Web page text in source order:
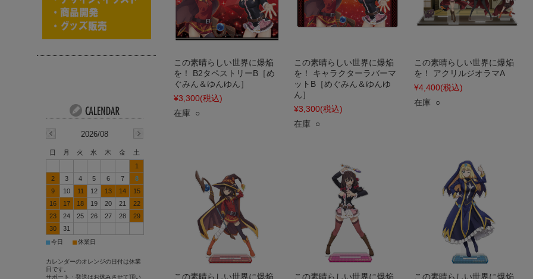
この素晴らしい世界に爆焔
を！ B2タペストリーB［め
ぐみん＆ゆんゆん］
¥3,300(税込)
在庫 ○
この素晴らしい世界に爆焔
を！ キャラクターラバーマ
ットB［めぐみん＆ゆんゆ
ん］
¥3,300(税込)
在庫 ○
この素晴らしい世界に爆焔
を！ アクリルジオラマA
¥4,400(税込)
在庫 ○
この素晴らしい世界に爆焔 この素晴らしい世界に爆焔 この素晴らしい世界に爆焔
2026/08
日 月 火 水 木 金
土
1
2
3 4 5 6 7
8
9
10 11 12 13 14
15
16
17 18 19 20 21
22
23
24 25 26 27 28
29
30
31
■今日 ■休業日
カレンダーのオレンジの日付は休業
日です。
サポート・発送はお休みさせて頂い